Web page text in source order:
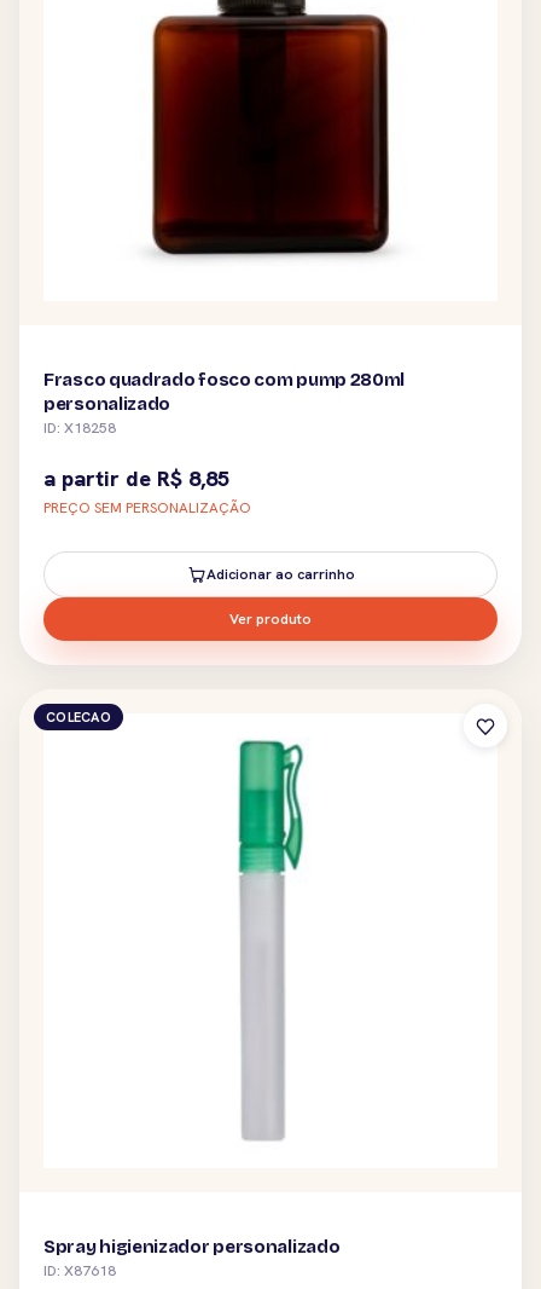
Frasco quadrado fosco com pump 280ml
personalizado
ID: X18258
a partir de R$ 8,85
PREÇO SEM PERSONALIZAÇÃO
Adicionar ao carrinho
Ver produto
COLECAO
Spray higienizador personalizado
ID: X87618